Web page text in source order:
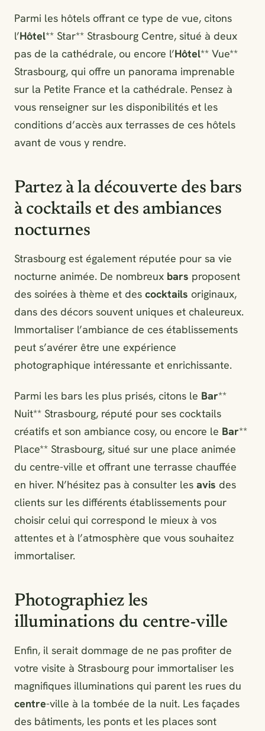
Parmi les hôtels offrant ce type de vue, citons
l’Hôtel** Star** Strasbourg Centre, situé à deux
pas de la cathédrale, ou encore l’Hôtel** Vue**
Strasbourg, qui offre un panorama imprenable
sur la Petite France et la cathédrale. Pensez à
vous renseigner sur les disponibilités et les
conditions d’accès aux terrasses de ces hôtels
avant de vous y rendre.
Partez à la découverte des bars
à cocktails et des ambiances
nocturnes
Strasbourg est également réputée pour sa vie
nocturne animée. De nombreux bars proposent
des soirées à thème et des cocktails originaux,
dans des décors souvent uniques et chaleureux.
Immortaliser l’ambiance de ces établissements
peut s’avérer être une expérience
photographique intéressante et enrichissante.
Parmi les bars les plus prisés, citons le Bar**
Nuit** Strasbourg, réputé pour ses cocktails
créatifs et son ambiance cosy, ou encore le Bar**
Place** Strasbourg, situé sur une place animée
du centre-ville et offrant une terrasse chauffée
en hiver. N’hésitez pas à consulter les avis des
clients sur les différents établissements pour
choisir celui qui correspond le mieux à vos
attentes et à l’atmosphère que vous souhaitez
immortaliser.
Photographiez les
illuminations du centre-ville
Enfin, il serait dommage de ne pas profiter de
votre visite à Strasbourg pour immortaliser les
magnifiques illuminations qui parent les rues du
centre-ville à la tombée de la nuit. Les façades
des bâtiments, les ponts et les places sont